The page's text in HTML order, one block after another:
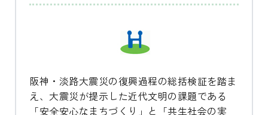
阪神・淡路大震災の復興過程の総括検証を踏ま
え、大震災が提示した近代文明の課題である
「安全安心なまちづくり」と「共生社会の実